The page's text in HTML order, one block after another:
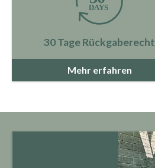
30 Tage Rückgaberecht
Mehr erfahren